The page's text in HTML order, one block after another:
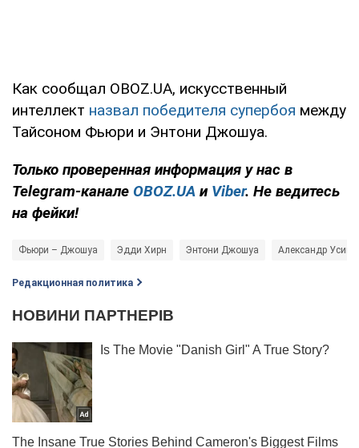
Как сообщал OBOZ.UA, искусственный
интеллект назвал победителя супербоя между
Тайсоном Фьюри и Энтони Джошуа.
Только проверенная информация у нас в
Telegram-канале OBOZ.UA и Viber. Не ведитесь
на фейки!
Фьюри – Джошуа Эдди Хирн Энтони Джошуа Александр Усик
Редакционная политика